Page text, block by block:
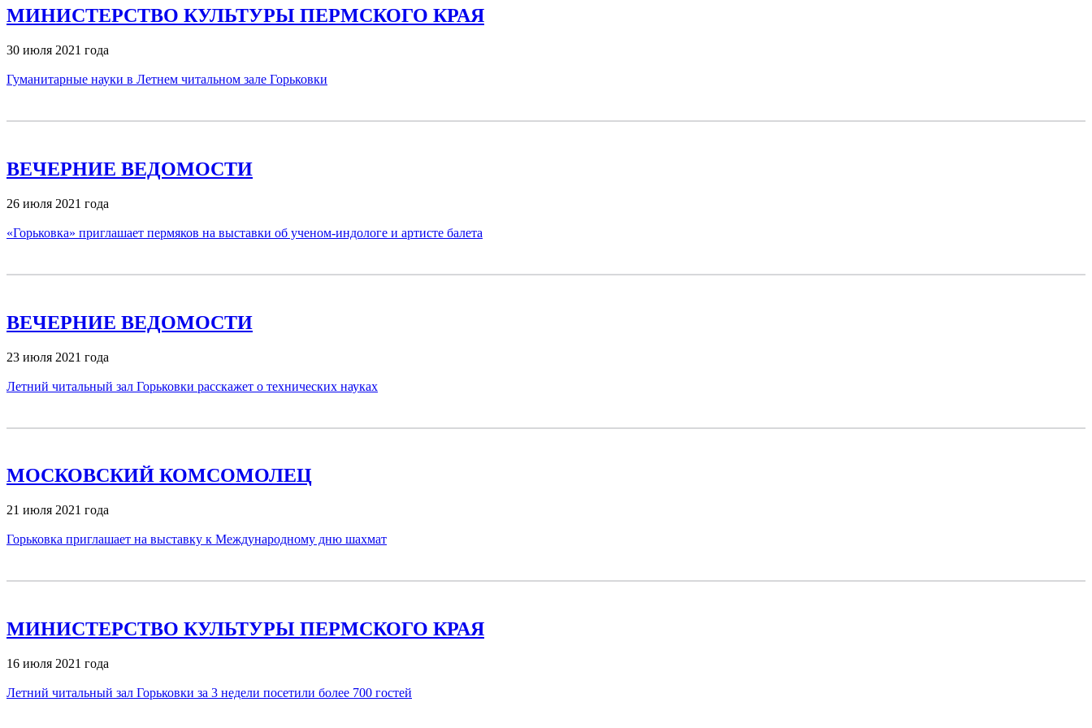
МИНИСТЕРСТВО КУЛЬТУРЫ ПЕРМСКОГО КРАЯ
30 июля 2021 года
Гуманитарные науки в Летнем читальном зале Горьковки
ВЕЧЕРНИЕ ВЕДОМОСТИ
26 июля 2021 года
«Горьковка» приглашает пермяков на выставки об ученом-индологе и артисте балета
ВЕЧЕРНИЕ ВЕДОМОСТИ
23 июля 2021 года
Летний читальный зал Горьковки расскажет о технических науках
МОСКОВСКИЙ КОМСОМОЛЕЦ
21 июля 2021 года
Горьковка приглашает на выставку к Международному дню шахмат
МИНИСТЕРСТВО КУЛЬТУРЫ ПЕРМСКОГО КРАЯ
16 июля 2021 года
Летний читальный зал Горьковки за 3 недели посетили более 700 гостей